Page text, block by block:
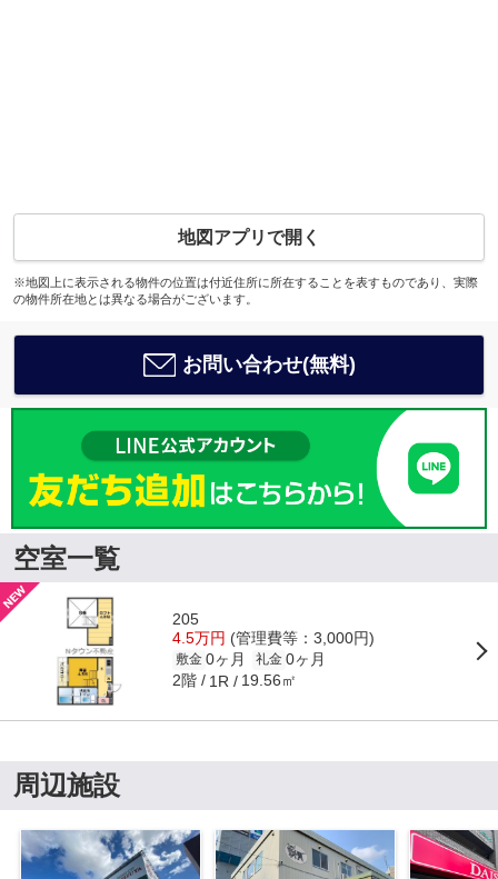
地図アプリで開く
※地図上に表示される物件の位置は付近住所に所在することを表すものであり、実際
の物件所在地とは異なる場合がございます。
お問い合わせ(無料)
空室一覧
205
4.5万円 (管理費等：3,000円)
敷金 0ヶ月 礼金 0ヶ月
2階 1R 19.56㎡
周辺施設